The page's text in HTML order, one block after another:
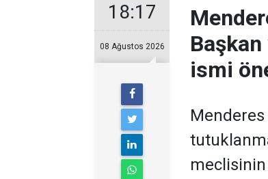
18:17
08 Ağustos 2026
ismi
Menderes